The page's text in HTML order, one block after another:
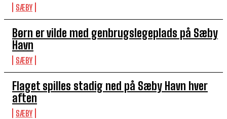
SÆBY
Børn er vilde med genbrugslegeplads på Sæby
Havn
SÆBY
Flaget spilles stadig ned på Sæby Havn hver
aften
SÆBY